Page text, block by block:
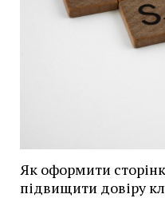
Як оформити
підвищити довіру